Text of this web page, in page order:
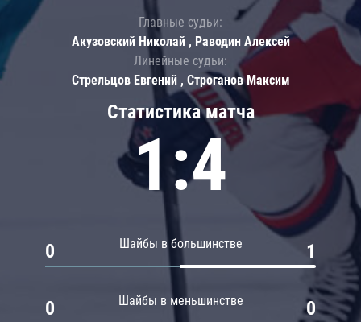
Статистика матча
1:4
Шайбы в большинстве
0 1
Шайбы в меньшинстве
0 0
Главные судьи:
Акузовский Николай , Раводин Алексей
Линейные судьи:
Стрельцов Евгений , Строганов Максим